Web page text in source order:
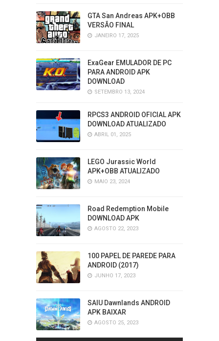
GTA San Andreas APK+OBB
VERSÃO FINAL
JANEIRO 17, 2025
ExaGear EMULADOR DE PC
PARA ANDROID APK
DOWNLOAD
SETEMBRO 13, 2024
RPCS3 ANDROID OFICIAL APK
DOWNLOAD ATUALIZADO
ABRIL 01, 2025
LEGO Jurassic World
APK+OBB ATUALIZADO
MAIO 23, 2024
Road Redemption Mobile
DOWNLOAD APK
AGOSTO 22, 2023
100 PAPEL DE PAREDE PARA
ANDROID (2017)
JUNHO 17, 2023
SAIU Dawnlands ANDROID
APK BAIXAR
AGOSTO 25, 2023